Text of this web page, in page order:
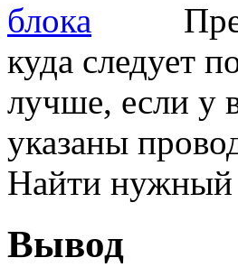
куда следует
лучше, если у
указаны
Найти нужный
Вывод